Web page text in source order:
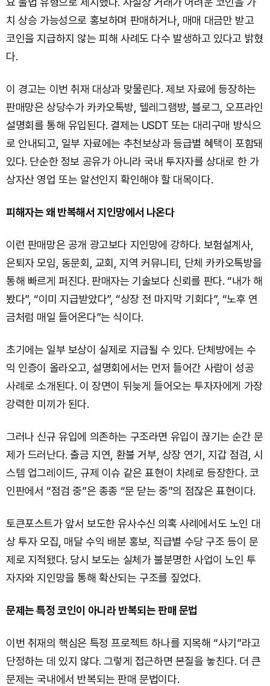
치 상승 가능성으로 홍보하며 판매하거나, 매매 대금만 받고
코인을 지급하지 않는 피해 사례도 다수 발생하고 있다고 밝혔
다.
이 경고는 이번 취재 대상과 맞물린다. 제보 자료에 등장하는
판매망은 상당수가 카카오톡방, 텔레그램방, 블로그, 오프라인
설명회를 통해 유입된다. 결제는 USDT 또는 대리구매 방식으
로 안내되고, 일부 자료에는 추천보상과 등급별 혜택이 포함돼
있다. 단순한 정보 공유가 아니라 국내 투자자를 상대로 한 가
상자산 영업 또는 알선인지 확인해야 할 대목이다.
피해자는 왜 반복해서 지인망에서 나온다
이런 판매망은 공개 광고보다 지인망에 강하다. 보험설계사,
은퇴자 모임, 동문회, 교회, 지역 커뮤니티, 단체 카카오톡방을
통해 빠르게 퍼진다. 판매자는 기술보다 신뢰를 판다. “내가 해
봤다”, “이미 지급받았다”, “상장 전 마지막 기회다”, “노후 연
금처럼 매일 들어온다”는 식이다.
초기에는 일부 보상이 실제로 지급될 수 있다. 단체방에는 수
익 인증이 올라오고, 설명회에서는 먼저 들어간 사람이 성공
사례로 소개된다. 이 장면이 뒤늦게 들어오는 투자자에게 가장
강력한 미끼가 된다.
그러나 신규 유입에 의존하는 구조라면 유입이 끊기는 순간 문
제가 드러난다. 출금 지연, 환불 거부, 상장 연기, 지갑 점검, 시
스템 업그레이드, 규제 이슈 같은 표현이 차례로 등장한다. 코
인판에서 “점검 중”은 종종 “문 닫는 중”의 점잖은 표현이다.
토큰포스트가 앞서 보도한 유사수신 의혹 사례에서도 노인 대
상 투자 모집, 매달 수익 배분 홍보, 직급별 수당 구조 등이 문
제로 지적됐다. 당시 보도는 실체가 불분명한 사업이 노인 투
자자와 지인망을 통해 확산되는 구조를 짚었다.
문제는 특정 코인이 아니라 반복되는 판매 문법
이번 취재의 핵심은 특정 프로젝트 하나를 지목해 “사기”라고
단정하는 데 있지 않다. 그렇게 접근하면 본질을 놓친다. 더 큰
문제는 국내에서 반복되는 판매 문법이다.